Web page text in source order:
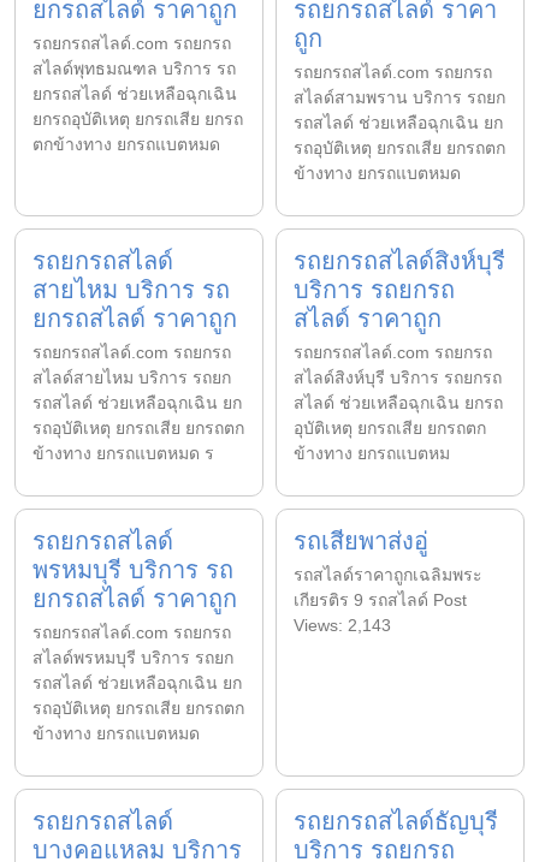
ยกรถสไลด์ ราคาถูก
รถยกรถสไลด์.com รถยกรถ
สไลด์พุทธมณฑล บริการ รถ
ยกรถสไลด์ ช่วยเหลือฉุกเฉิน
ยกรถอุบัติเหตุ ยกรถเสีย ยกรถ
ตกข้างทาง ยกรถแบตหมด
รถยกรถสไลด์ ราคา
ถูก
รถยกรถสไลด์.com รถยกรถ
สไลด์สามพราน บริการ รถยก
รถสไลด์ ช่วยเหลือฉุกเฉิน ยก
รถอุบัติเหตุ ยกรถเสีย ยกรถตก
ข้างทาง ยกรถแบตหมด
รถยกรถสไลด์
สายไหม บริการ รถ
ยกรถสไลด์ ราคาถูก
รถยกรถสไลด์.com รถยกรถ
สไลด์สายไหม บริการ รถยก
รถสไลด์ ช่วยเหลือฉุกเฉิน ยก
รถอุบัติเหตุ ยกรถเสีย ยกรถตก
ข้างทาง ยกรถแบตหมด ร
รถยกรถสไลด์สิงห์บุรี
บริการ รถยกรถ
สไลด์ ราคาถูก
รถยกรถสไลด์.com รถยกรถ
สไลด์สิงห์บุรี บริการ รถยกรถ
สไลด์ ช่วยเหลือฉุกเฉิน ยกรถ
อุบัติเหตุ ยกรถเสีย ยกรถตก
ข้างทาง ยกรถแบตหม
รถยกรถสไลด์
พรหมบุรี บริการ รถ
ยกรถสไลด์ ราคาถูก
รถยกรถสไลด์.com รถยกรถ
สไลด์พรหมบุรี บริการ รถยก
รถสไลด์ ช่วยเหลือฉุกเฉิน ยก
รถอุบัติเหตุ ยกรถเสีย ยกรถตก
ข้างทาง ยกรถแบตหมด
รถเสียพาส่งอู่
รถสไลด์ราคาถูกเฉลิมพระ
เกียรติร 9 รถสไลด์ Post
Views: 2,143
รถยกรถสไลด์
บางคอแหลม บริการ
รถยกรถสไลด์ธัญบุรี
บริการ รถยกรถ